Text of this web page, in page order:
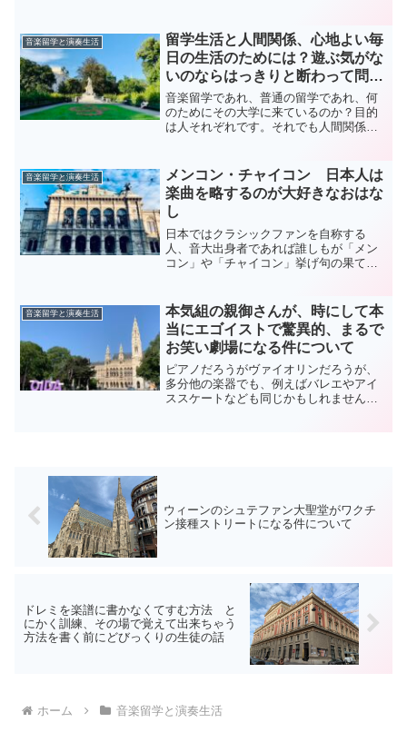
で、曲を通さず、いきなりレッスンとい
う場合もありますが、これは...
音楽留学と演奏生活
留学生活と人間関係、心地よい毎
日の生活のためには？遊ぶ気がな
いのならはっきりと断わって問題
ないという話
音楽留学であれ、普通の留学であれ、何
のためにその大学に来ているのか？目的
は人それぞれです。それでも人間関係を
は少し気まずいと思っても、自分の意志
はきちんと通すことが大切...
音楽留学と演奏生活
メンコン・チャイコン 日本人は
楽曲を略するのが大好きなおはな
し
日本ではクラシックファンを自称する
人、音大出身者であれば誰しもが「メン
コン」や「チャイコン」挙げ句の果てに
メンデルスゾーン作曲のヴァイオリンコ
ンチェルトの略だし、「チャ...
音楽留学と演奏生活
本気組の親御さんが、時にして本
当にエゴイストで驚異的、まるで
お笑い劇場になる件について
ピアノだろうがヴァイオリンだろうが、
多分他の楽器でも、例えばバレエやアイ
ススケートなども同じかもしれません。
ウィーンのシュテファン大聖堂がワクチ
ン接種ストリートになる件について
ドレミを楽譜に書かなくてすむ方法 と
にかく訓練、その場で覚えて出来ちゃう
方法を書く前にどびっくりの生徒の話
ホーム 音楽留学と演奏生活